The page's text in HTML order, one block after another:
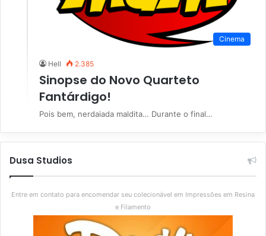
Cinema
Hell 2.385
Sinopse do Novo Quarteto
Fantárdigo!
Pois bem, nerdaiada maldita… Durante o final…
Dusa Studios
Entre em contato para encomendar seu colecionável em Impressões em Resina
e Filamento